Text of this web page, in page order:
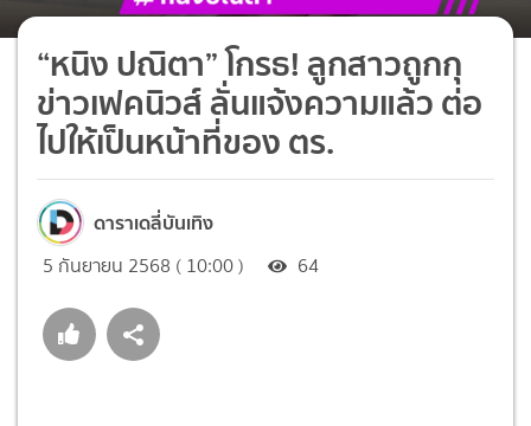
“หนิง ปณิตา” โกรธ! ลูกสาวถูกกุ
ข่าวเฟคนิวส์ ลั่นแจ้งความแล้ว ต่อ
ไปให้เป็นหน้าที่ของ ตร.
ดาราเดลี่บันเทิง
5 กันยายน 2568 ( 10:00 ) 64